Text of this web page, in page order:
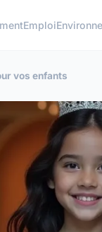
Emploi
vos enfants